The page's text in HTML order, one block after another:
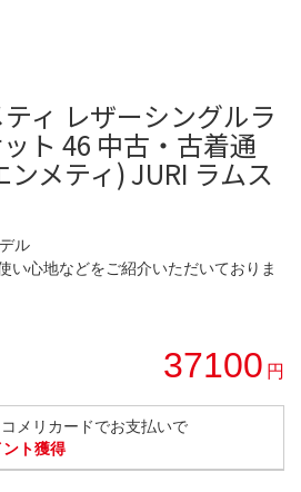
ィ レザーシングルラ
ト 46 中古・古着通
ンメティ) JURI ラムス
ル
い心地などをご紹介いただいておりま
37100 円
メリカードでお支払いで
ト獲得